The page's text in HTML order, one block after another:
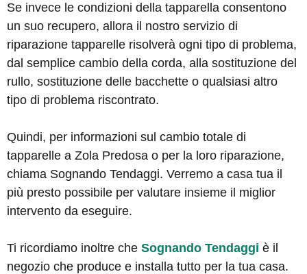
Se invece le condizioni della tapparella consentono
un suo recupero, allora il nostro servizio di
riparazione tapparelle risolverà ogni tipo di problema,
dal semplice cambio della corda, alla sostituzione del
rullo, sostituzione delle bacchette o qualsiasi altro
tipo di problema riscontrato.
Quindi, per informazioni sul cambio totale di
tapparelle a Zola Predosa o per la loro riparazione,
chiama Sognando Tendaggi. Verremo a casa tua il
più presto possibile per valutare insieme il miglior
intervento da eseguire.
Ti ricordiamo inoltre che Sognando Tendaggi è il
negozio che produce e installa tutto per la tua casa.